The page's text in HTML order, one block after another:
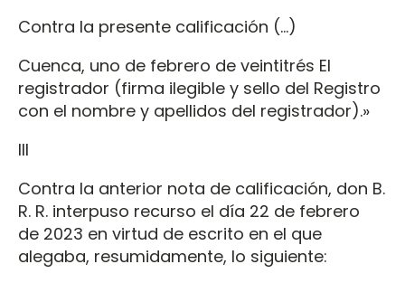
Contra la presente calificación (…)
Cuenca, uno de febrero de veintitrés El
registrador (firma ilegible y sello del Registro
con el nombre y apellidos del registrador).»
III
Contra la anterior nota de calificación, don B.
R. R. interpuso recurso el día 22 de febrero
de 2023 en virtud de escrito en el que
alegaba, resumidamente, lo siguiente: